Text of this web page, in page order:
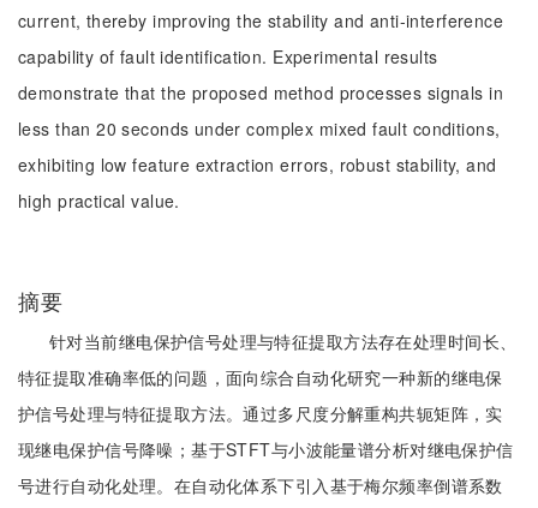
current, thereby improving the stability and anti-interference
capability of fault identification. Experimental results
demonstrate that the proposed method processes signals in
less than 20 seconds under complex mixed fault conditions,
exhibiting low feature extraction errors, robust stability, and
high practical value.
摘要
针对当前继电保护信号处理与特征提取方法存在处理时间长、
特征提取准确率低的问题，面向综合自动化研究一种新的继电保
护信号处理与特征提取方法。通过多尺度分解重构共轭矩阵，实
现继电保护信号降噪；基于STFT与小波能量谱分析对继电保护信
号进行自动化处理。在自动化体系下引入基于梅尔频率倒谱系数